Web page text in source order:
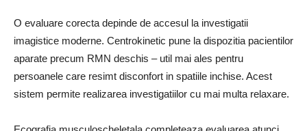
O evaluare corecta depinde de accesul la investigatii
imagistice moderne. Centrokinetic pune la dispozitia pacientilor
aparate precum RMN deschis – util mai ales pentru
persoanele care resimt disconfort in spatiile inchise. Acest
sistem permite realizarea investigatiilor cu mai multa relaxare.